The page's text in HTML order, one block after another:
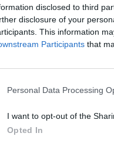
disclosed to third
disclosure of your
This information
Participants that
Personal Data Processing
I want to opt-out of the
Opted In
amour qui me double